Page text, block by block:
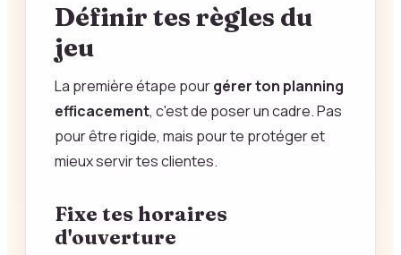
Définir tes règles du
jeu
La première étape pourgérer ton planning
efficacement, c'est de poser un cadre. Pas
pour être rigide, mais pour te protéger et
mieux servir tes clientes.
Fixe tes horaires
d'ouverture